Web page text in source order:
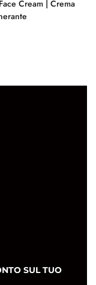
Cream | Crema
SUL TUO